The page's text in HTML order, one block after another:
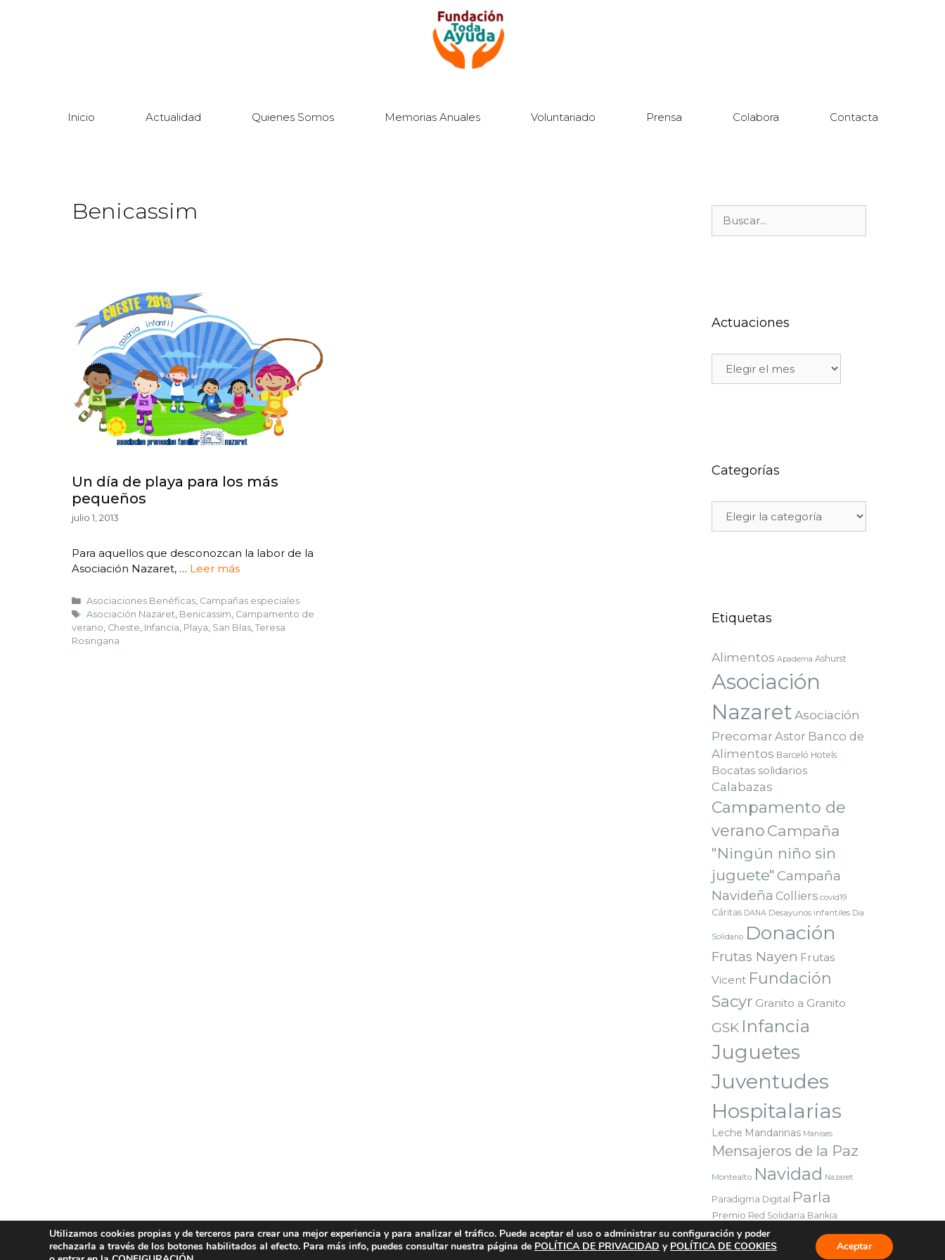
Inicio Actualidad Quienes Somos Memorias Anuales Voluntariado Prensa Colabora Contacta
Benicassim
Un día de playa para los más
pequeños
julio 1, 2013
Para aquellos que desconozcan la labor de la
Asociación Nazaret, … Leer más
Asociaciones Benéficas, Campañas especiales
Asociación Nazaret, Benicassim, Campamento de
verano, Cheste, Infancia, Playa, San Blas, Teresa
Rosingana
Actuaciones
Categorías
Etiquetas
Alimentos Apadema Ashurst
Asociación
NazaretAsociación
PrecomarAstor Banco de
Alimentos Barceló Hotels
Bocatas solidarios
Calabazas
Campamento de
verano Campaña
"Ningún niño sin
juguete" Campaña
Navideña Colliers covid19
Cáritas DANA Desayunos infantiles Dia
Solidario Donación
Frutas Nayen Frutas
Vicent Fundación
Sacyr Granito a Granito
GSK Infancia
Juguetes
Juventudes
Hospitalarias
Leche Mandarinas Manises
Mensajeros de la Paz
Montealto Navidad Nazaret
Paradigma Digital Parla
Premio Red Solidaria Bankia
Reyes Magos Valencia
VoluntariosVuelta al cole
Utilizamos cookies propias y de terceros para crear una mejor experiencia y para analizar el tráfico. Puede aceptar el uso o administrar su configuración y poder
rechazarla a través de los botones habilitados al efecto. Para más info, puedes consultar nuestra página de POLÍTICA DE PRIVACIDAD y POLÍTICA DE COOKIES
Aceptar